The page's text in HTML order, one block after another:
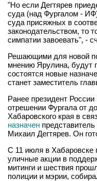
"Но если Дегтярев
суда (над Фургалом -
суда присяжных в
законодательством, то
симпатии завоевать", -
Решающими для новой
мнению Ярулина, будут
состоятся новые
станет заместитель
Ранее президент
отрешении Фургала от
Хабаровского края в
назначен
Михаил Дегтярев. Он
С 11 июля в Хабаровске
уличные акции в
митинги и шествия
полиции и мэрии,